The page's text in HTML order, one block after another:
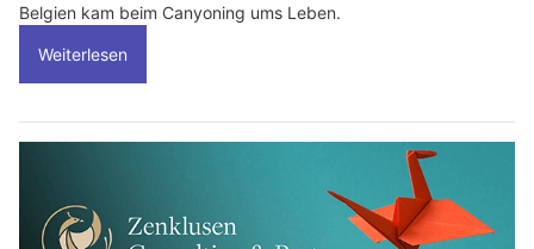
Belgien kam beim Canyoning ums Leben.
Weiterlesen